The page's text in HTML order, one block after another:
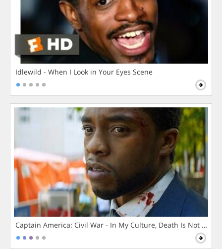
Idlewild - When I Look in Your Eyes Scene
Captain America: Civil War - In My Culture, Death Is Not The